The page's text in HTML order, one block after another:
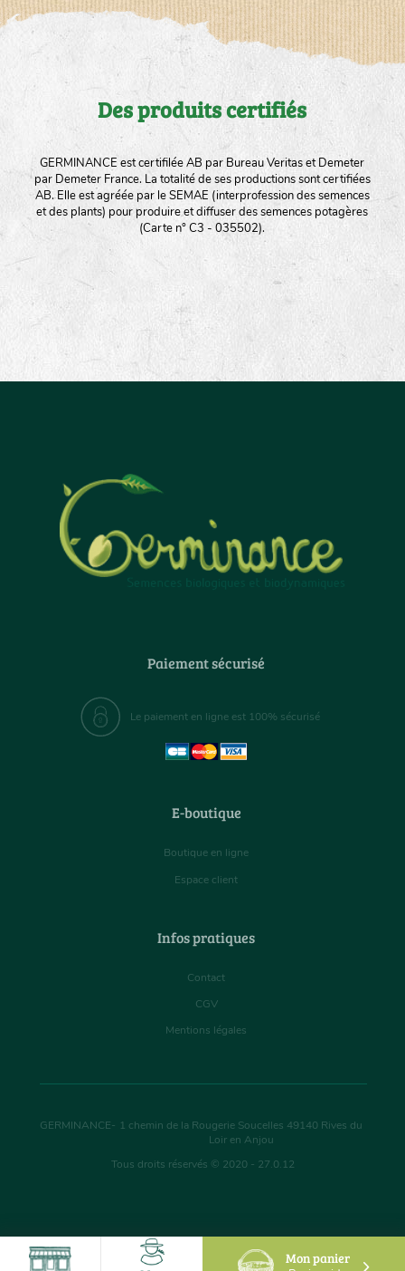
Mon panier
Des produits certifiés
GERMINANCE est certifilée AB par Bureau Veritas et Demeter
par Demeter France. La totalité de ses productions sont certifiées
AB. Elle est agréée par le SEMAE (interprofession des semences
et des plants) pour produire et diffuser des semences potagères
(Carte n° C3 - 035502).
Paiement sécurisé
Le paiement en ligne est 100% sécurisé
E-boutique
Boutique en ligne
Espace client
Infos pratiques
Contact
CGV
Mentions légales
GERMINANCE- 1 chemin de la Rougerie Soucelles 49140 Rives du
Loir en Anjou
Tous droits réservés © 2020 - 27.0.12